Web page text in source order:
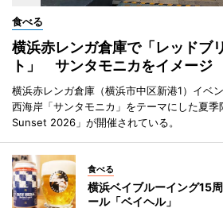
食べる
横浜赤レンガ倉庫で「レッドブ
ト」 サンタモニカをイメージ
横浜赤レンガ倉庫（横浜市中区新港1）イベ
西海岸「サンタモニカ」をテーマにした夏
Sunset 2026」が開催されている。
食べる
横浜ベイブルーイング15
ール「ベイヘル」